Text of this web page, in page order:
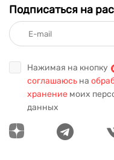
Подписаться на
Нажимая на кнопку
соглашаюсь на
хранение моих
данных